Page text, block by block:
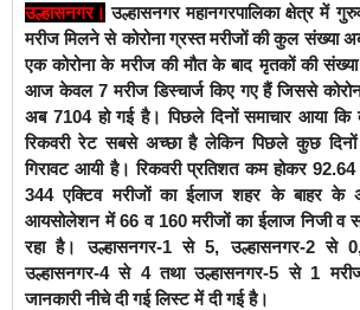
उल्हासनगर। उल्हासनगर महानगरपालिका क्षेत्र में
मरीज मिलने से कोरोना ग्रस्त मरीजों की कुल संख्या
एक कोरोना के मरीज की मौत के बाद मृतकों की
आज केवल 7 मरीज डिस्चार्ज किए गए हैं जिससे
अब 7104 हो गई है। पिछले दिनों समाचार आया
रिकवरी रेट सबसे अच्छा है लेकिन पिछले कुछ दिनों
गिरावट आयी है।रिकवरी प्रतिशत कम होकर 92.64
344 एक्टिव मरीजों का ईलाज शहर के बाहर के
आयसोलेशन में 66 व 160 मरीजों का ईलाज निजी व
रहा है। उल्हासनगर-1 से 5,उल्हासनगर-2 से
उल्हासनगर-4 से 4 तथा उल्हासनगर-5 से 1
जानकारी नीचे दी गई लिस्ट में दी गई है।